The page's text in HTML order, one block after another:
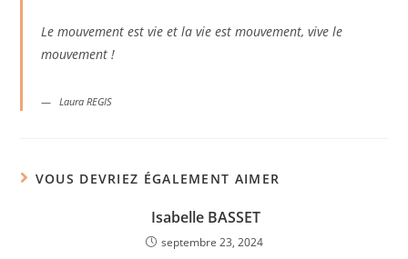
Le mouvement est vie et la vie est mouvement, vive le
mouvement !
Laura REGIS
VOUS DEVRIEZ ÉGALEMENT AIMER
Isabelle BASSET
septembre 23, 2024